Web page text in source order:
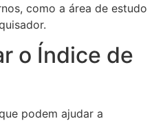
como a área de estudo
o Índice de
podem ajudar a